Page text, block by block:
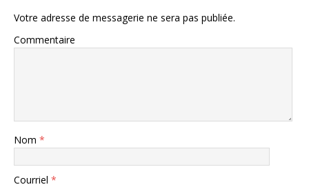
Votre adresse de messagerie ne sera pas publiée.
Commentaire
Nom *
Courriel *